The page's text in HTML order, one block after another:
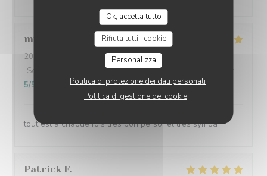
Ok, accetta tutto
Rifiuta tutti i cookie
Personalizza
Politica di protezione dei dati personali
Politica di gestione dei cookie
muriel
2025-10-22
- 12:00 - Ospiti 5
Servizio
Atmosfera:5/5 Cucina:5
5/5
tout est a chaque fois tres bon personel tres sympa
Patrick F